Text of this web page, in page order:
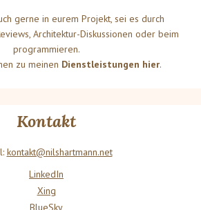
gerne in eurem Projekt, sei es durch
Architektur-Diskussionen oder beim
programmieren.
zu meinen Dienstleistungen hier.
Kontakt
kontakt@nilshartmann.net
LinkedIn
Xing
BlueSky